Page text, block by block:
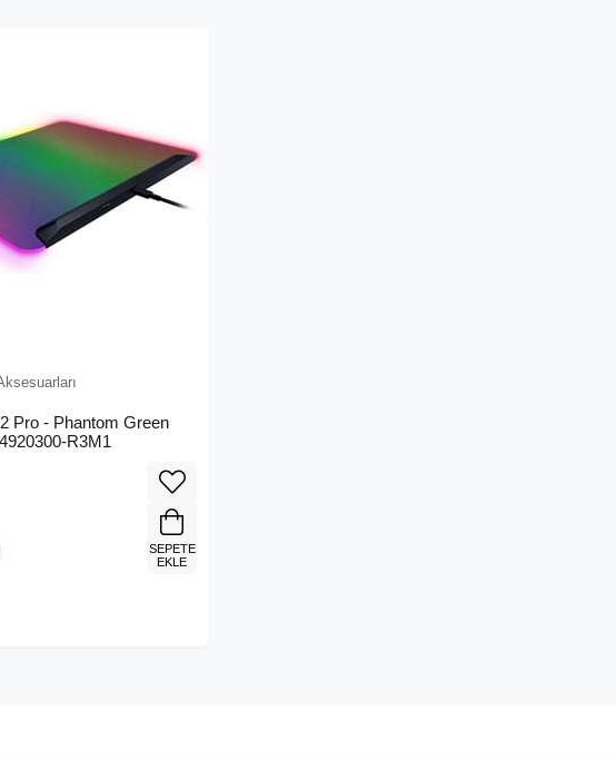
Pro - Phantom Green
R3M1
SEPETE
EKLE